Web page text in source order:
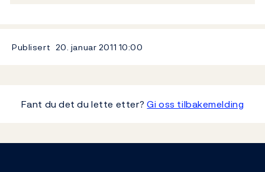
Publisert 20. januar 2011 10:00
Fant du det du lette etter?Gi oss tilbakemelding